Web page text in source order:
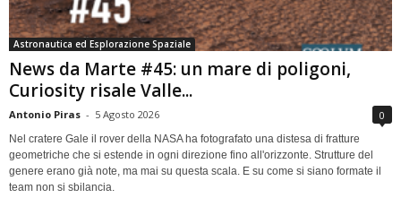
Astronautica ed Esplorazione Spaziale
News da Marte #45: un mare di poligoni,
Curiosity risale Valle...
Antonio Piras - 5 Agosto 2026 0
Nel cratere Gale il rover della NASA ha fotografato una distesa di fratture
geometriche che si estende in ogni direzione fino all'orizzonte. Strutture del
genere erano già note, ma mai su questa scala. E su come si siano formate il
team non si sbilancia.